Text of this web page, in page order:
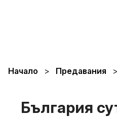
Начало Предавания
България